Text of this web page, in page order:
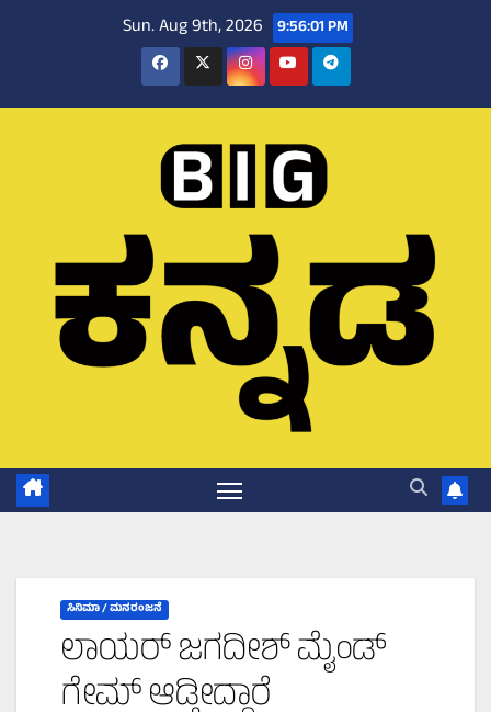
Sun. Aug 9th, 2026 9:56:02 PM
ಸಿನಿಮಾ / ಮನರಂಜನೆ
ಲಾಯರ್‌ ಜಗದೀಶ್‌ ಮೈಂಡ್‌
ಗೇಮ್‌ ಆಡ್ತೀದ್ದಾರೆ